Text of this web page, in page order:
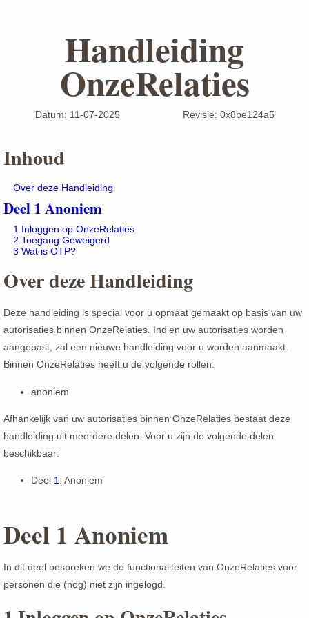
Handleiding
OnzeRelaties
Datum: 11-07-2025 Revisie: 0x8be124a5
Inhoud
Over deze Handleiding
1 Anoniem
1 Inloggen op OnzeRelaties
2 Toegang Geweigerd
3 Wat is OTP?
Over deze Handleiding
Deze handleiding is special voor u opmaat gemaakt op basis van uw
autorisaties binnen OnzeRelaties. Indien uw autorisaties worden
aangepast, zal een nieuwe handleiding voor u worden aanmaakt.
Binnen OnzeRelaties heeft u de volgende rollen:
anoniem
Afhankelijk van uw autorisaties binnen OnzeRelaties bestaat deze
handleiding uit meerdere delen. Voor u zijn de volgende delen
beschikbaar:
Deel 1 : Anoniem
1 Anoniem
In dit deel bespreken we de functionaliteiten van OnzeRelaties voor
personen die (nog) niet zijn ingelogd.